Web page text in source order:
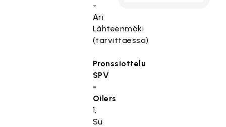
-
Ari
Lähteenmäki
(tarvittaessa)
Pronssiottelu
SPV
-
Oilers
1.
Su